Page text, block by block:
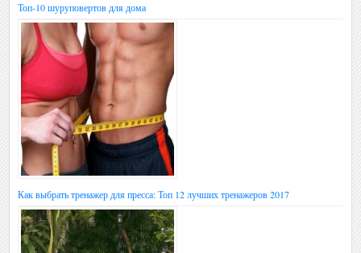
Топ-10 шуруповертов для дома
Как выбрать тренажер для пресса: Топ 12 лучших тренажеров 2017